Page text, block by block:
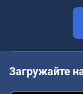
Загружайте